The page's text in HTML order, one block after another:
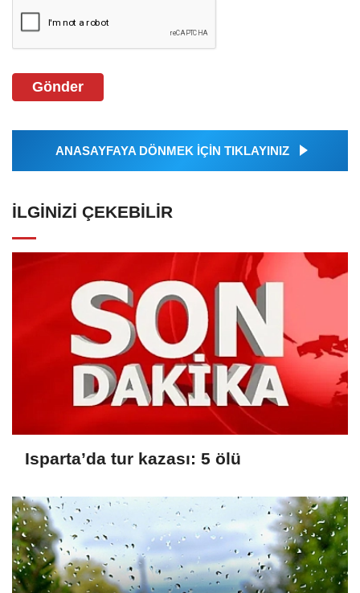
Gönder
ANASAYFAYA DÖNMEK İÇİN TIKLAYINIZ
İLGINIZI ÇEKEBILIR
Isparta’da tur kazası: 5 ölü